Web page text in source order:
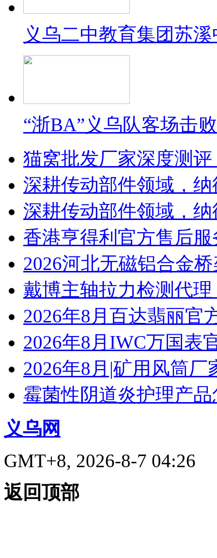
义乌二中教育集团苏
“浙BA”义乌队客场击
猫窝批发厂家深度测
深耕传动部件领域，
深耕传动部件领域，
香港亨得利官方售后
2026河北无磁铝合金
戴博主轴拉力检测代
2026年8月百达翡丽官
2026年8月IWC万国表
2026年8月|矿用风筒厂
霉菌性阴道炎护理产
义乌网
GMT+8, 2026-8-7 04:26
返回顶部